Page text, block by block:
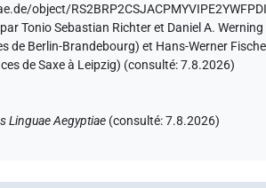
object/
Tonio Sebastian Richter et Daniel A.
de Berlin-Brandebourg) et Hans-Werner
de Saxe à Leipzig) (consulté:7.8.2026)
Linguae Aegyptiae (consulté:7.8.2026)